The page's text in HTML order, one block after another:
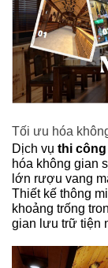
Tối ưu hóa
Dịch vụ thi
hóa không gian
lớn rượu vang
Thiết kế thông
khoảng trống
gian lưu trữ tiện